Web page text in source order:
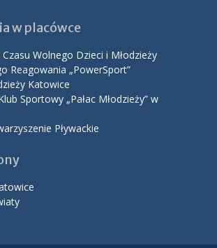
w placówce
Wolnego Dzieci i Młodzieży
Reagowania „PowerSport”
Katowice
Sportowy „Pałac Młodzieży” w
Pływackie